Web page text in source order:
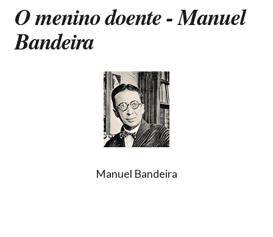
O menino doente - Manuel
Bandeira
Manuel Bandeira